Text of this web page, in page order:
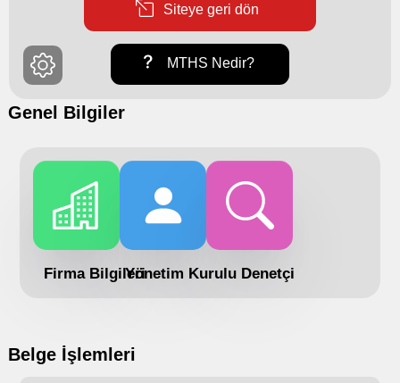
Siteye geri dön
MTHS Nedir?
Genel Bilgiler
Firma BilgileriYönetim Kurulu Denetçi
Belge İşlemleri